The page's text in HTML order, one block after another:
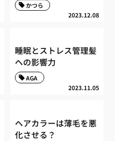
2023.12.08
かつら
睡眠とストレス管理髪
への影響力
2023.11.05
AGA
ヘアカラーは薄毛を悪
化させる？